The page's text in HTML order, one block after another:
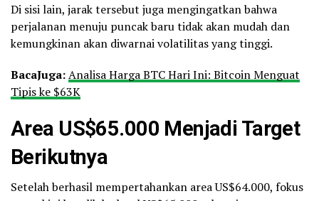
Di sisi lain, jarak tersebut juga mengingatkan bahwa
perjalanan menuju puncak baru tidak akan mudah dan
kemungkinan akan diwarnai volatilitas yang tinggi.
BacaJuga:Analisa Harga BTC Hari Ini: Bitcoin Menguat
Tipis ke $63K
Area US$65.000 Menjadi Target
Berikutnya
Setelah berhasil mempertahankan area US$64.000, fokus